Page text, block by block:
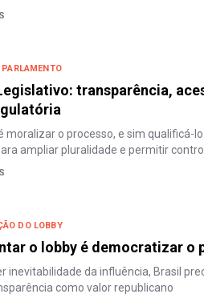
transparência,
moralizar o processo, e sim qualificá-
ampliar pluralidade e permitir
DO LOBBY
o lobby é democratizar o
inevitabilidade da influência, Brasil
como valor republicano